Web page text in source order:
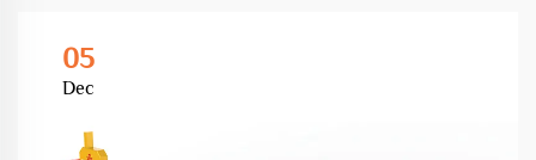
05
Dec